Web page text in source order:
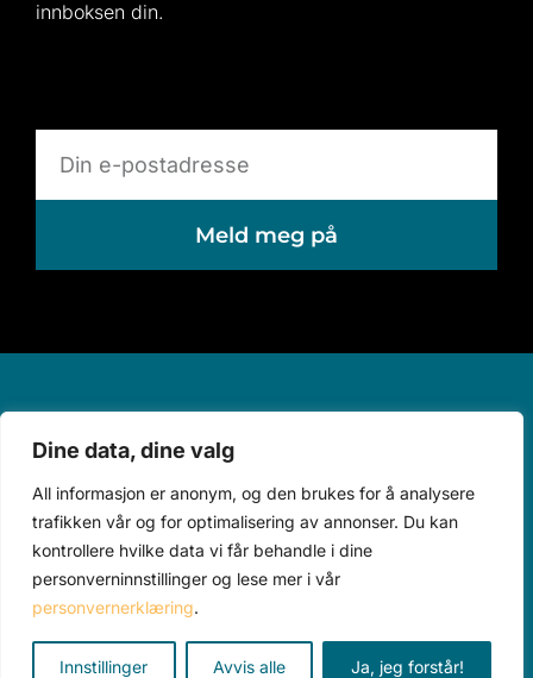
Dine data, dine valg
All informasjon er anonym, og den brukes for å analysere
trafikken vår og for optimalisering av annonser. Du kan
kontrollere hvilke data vi får behandle i dine
personverninnstillinger og lese mer i vår
personvernerklæring.
Innstillinger Avvis alle Ja, jeg forstår!
innboksen din.
Meld meg på
Piperveien 490, 2743 Harestua